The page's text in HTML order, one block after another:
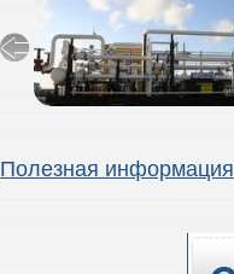
Полезная информация